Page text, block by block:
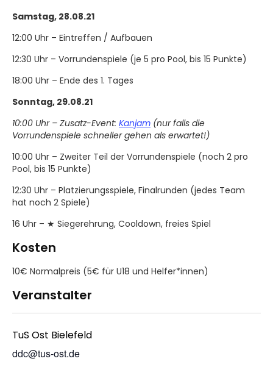
Samstag, 28.08.21
12:00 Uhr – Eintreffen / Aufbauen
12:30 Uhr – Vorrundenspiele (je 5 pro Pool, bis 15 Punkte)
18:00 Uhr – Ende des 1. Tages
Sonntag, 29.08.21
10:00 Uhr – Zusatz-Event: Kanjam (nur falls die
Vorrundenspiele schneller gehen als erwartet!)
10:00 Uhr – Zweiter Teil der Vorrundenspiele (noch 2 pro
Pool, bis 15 Punkte)
12:30 Uhr – Platzierungsspiele, Finalrunden (jedes Team
hat noch 2 Spiele)
16 Uhr – ★ Siegerehrung, Cooldown, freies Spiel
Kosten
10€ Normalpreis (5€ für U18 und Helfer*innen)
Veranstalter
TuS Ost Bielefeld
ddc@tus-ost.de